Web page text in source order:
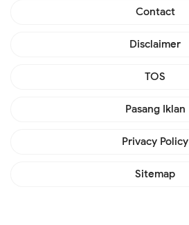
Contact
Disclaimer
TOS
Pasang Iklan
Privacy Policy
Sitemap